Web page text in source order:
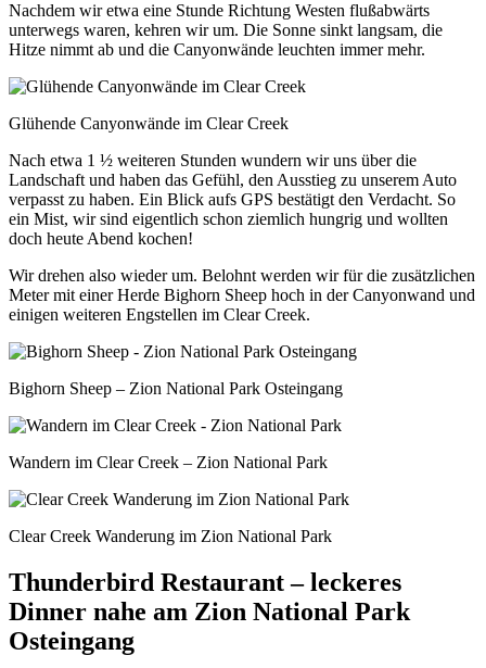
Nachdem wir etwa eine Stunde Richtung Westen flußabwärts
unterwegs waren, kehren wir um. Die Sonne sinkt langsam, die
Hitze nimmt ab und die Canyonwände leuchten immer mehr.
Glühende Canyonwände im Clear Creek
Nach etwa 1 ½ weiteren Stunden wundern wir uns über die
Landschaft und haben das Gefühl, den Ausstieg zu unserem Auto
verpasst zu haben. Ein Blick aufs GPS bestätigt den Verdacht. So
ein Mist, wir sind eigentlich schon ziemlich hungrig und wollten
doch heute Abend kochen!
Wir drehen also wieder um. Belohnt werden wir für die zusätzlichen
Meter mit einer Herde Bighorn Sheep hoch in der Canyonwand und
einigen weiteren Engstellen im Clear Creek.
Bighorn Sheep – Zion National Park Osteingang
Wandern im Clear Creek – Zion National Park
Clear Creek Wanderung im Zion National Park
Thunderbird Restaurant – leckeres
Dinner nahe am Zion National Park
Osteingang